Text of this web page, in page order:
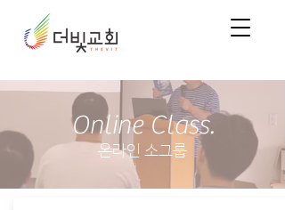
Online Class.
온라인 소그룹